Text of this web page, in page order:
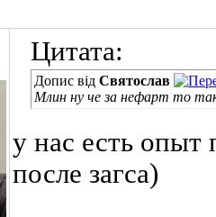
Цитата:
Допис від Святослав
Млин ну че за нефарт то
у нас есть опыт
после загса)